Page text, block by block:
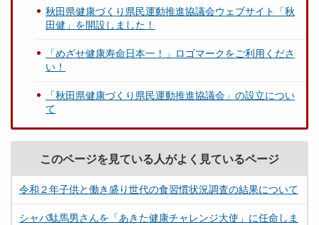
秋田県健康づくり県民運動推進協議会ウェブサイト「秋
田健」を開設しました！
「めざせ健康寿命日本一！」ロゴマークをご利用くださ
い！
「秋田県健康づくり県民運動推進協議会」の設立につい
て
このページを見ている人がよく見ているページ
令和２年子供と働き盛り世代の食習慣状況調査の結果について
シャバ駄馬男さんを「あきた健康チャレンジ大使」に任命しま